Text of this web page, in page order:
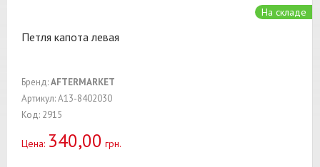
На складе
Петля капота левая
Бренд:AFTERMARKET
Артикул: A13-8402030
Код: 2915
Цена: 340,00 грн.